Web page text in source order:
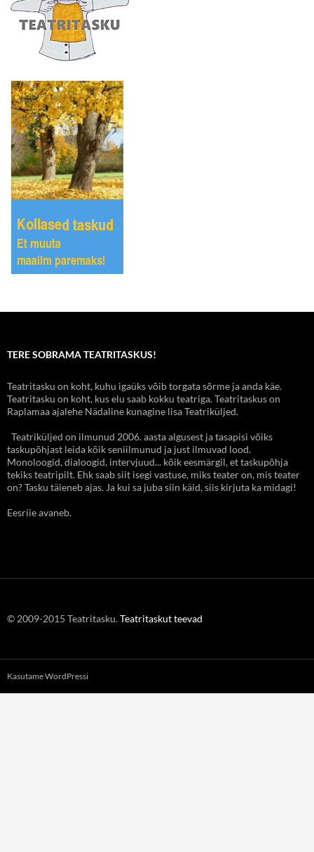
TERE SOBRAMA TEATRITASKUS!
Teatritasku on koht, kuhu igaüks võib torgata sõrme ja anda käe.
Teatritasku on koht, kus elu saab kokku teatriga. Teatritaskus on
Raplamaa ajalehe Nädaline kunagine lisa Teatriküljed.
Teatriküljed on ilmunud 2006. aasta algusest ja tasapisi võiks
taskupõhjast leida kõik seniilmunud ja just ilmuvad lood.
Monoloogid, dialoogid, intervjuud... kõik eesmärgil, et taskupõhja
tekiks teatripilt. Ehk saab siit isegi vastuse, miks teater on, mis teater
on? Tasku täieneb ajas. Ja kui sa juba siin käid, siis kirjuta ka midagi!
Eesriie avaneb.
© 2009-2015 Teatritasku.Teatritaskut teevad
Kasutame WordPressi